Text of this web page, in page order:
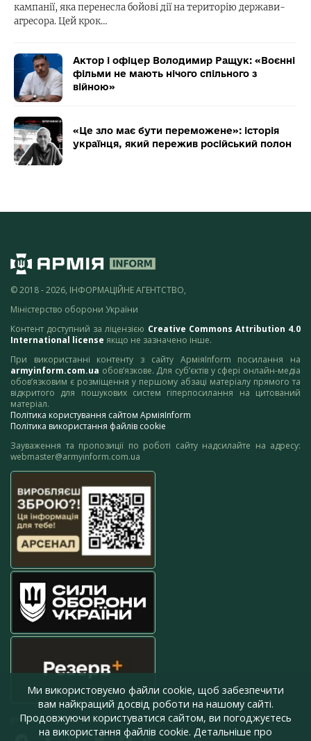
кампанії, яка перенесла бойові дії на територію держави-
агресора. Цей крок…
Актор і офіцер Володимир Ращук: «Воєнні
фільми не мають нічого спільного з
війною»
«Це зло має бути переможене»: історія
українця, який пережив російський полон
© 2018 - 2026, ІНФОРМАЦІЙНЕ АГЕНТСТВО,
Міністерство оборони України
Контент доступний за ліцензією Creative Commons Attribution 4.0
International license якщо не зазначено інше.
При використанні контенту з сайту АрміяInform посилання на
armyinform.com.ua обов’язкове. Для суб’єктів у сфері онлайн-медіа
обов’язковим є розміщення у першому абзаці матеріалу прямого та
відкритого для пошукових систем гіперпосилання на цитований
матеріал.
Політика користування сайтом АрміяInform
Політика використання файлів cookie
Зауваження та пропозиції по роботі сайту надсилайте на адресу:
webmaster@armyinform.com.ua
press@armyinform.com.ua
Ми використовуємо файли cookie, щоб забезпечити
вам найкращий досвід роботи на нашому сайті.
Продовжуючи користуватися сайтом, ви погоджуєтесь
на використання файлів cookie. Детальніше про